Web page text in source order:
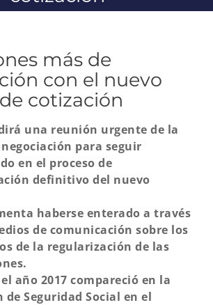
más de
con el nuevo
cotización
una reunión urgente de la
negociación para seguir
en el proceso de
definitivo del nuevo
haberse enterado a través
de comunicación sobre los
de la regularización de las
el año 2017 compareció en la
de Seguridad Social en el